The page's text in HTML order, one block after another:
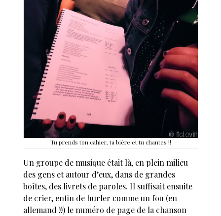
Tu prends ton cahier, ta bière et tu chantes !!
Un groupe de musique était là, en plein milieu
des gens et autour d’eux, dans de grandes
boîtes, des livrets de paroles. Il suffisait ensuite
de crier, enfin de hurler comme un fou (en
allemand !!) le numéro de page de la chanson